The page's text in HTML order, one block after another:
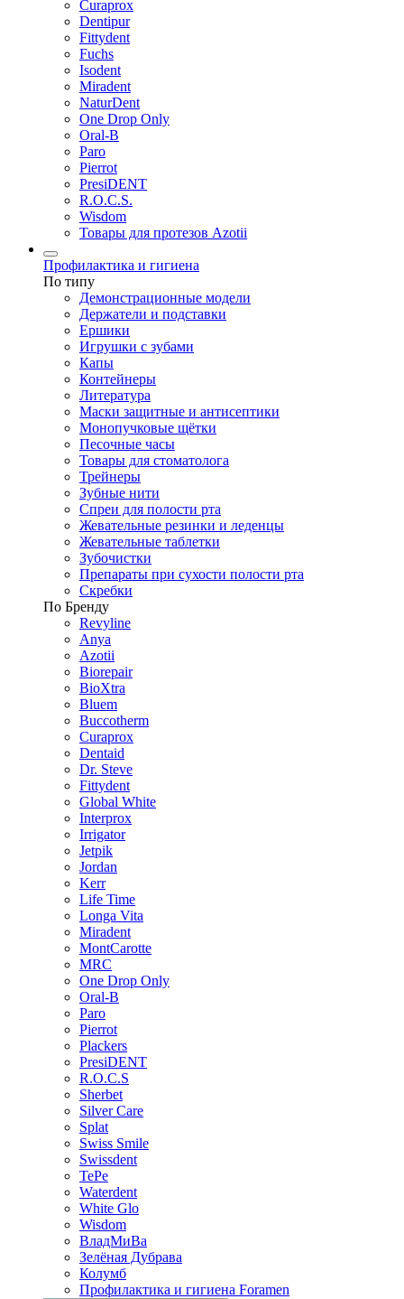
Curaprox
Dentipur
Fittydent
Fuchs
Isodent
Miradent
NaturDent
One Drop Only
Oral-B
Paro
Pierrot
PresiDENT
R.O.C.S.
Wisdom
Товары для протезов Azotii
Профилактика и гигиена
По типу
Демонстрационные модели
Держатели и подставки
Ершики
Игрушки с зубами
Капы
Контейнеры
Литература
Маски защитные и антисептики
Монопучковые щётки
Песочные часы
Товары для стоматолога
Трейнеры
Зубные нити
Спреи для полости рта
Жевательные резинки и леденцы
Жевательные таблетки
Зубочистки
Препараты при сухости полости рта
Скребки
По Бренду
Revyline
Anya
Azotii
Biorepair
BioXtra
Bluem
Buccotherm
Curaprox
Dentaid
Dr. Steve
Fittydent
Global White
Interprox
Irrigator
Jetpik
Jordan
Kerr
Life Time
Longa Vita
Miradent
MontCarotte
MRC
One Drop Only
Oral-B
Paro
Pierrot
Plackers
PresiDENT
R.O.C.S
Sherbet
Silver Care
Splat
Swiss Smile
Swissdent
TePe
Waterdent
White Glo
Wisdom
ВладМиВа
Зелёная Дубрава
Колумб
Профилактика и гигиена Foramen